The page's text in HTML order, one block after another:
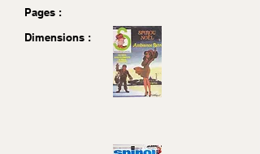
Pages :
Dimensions :